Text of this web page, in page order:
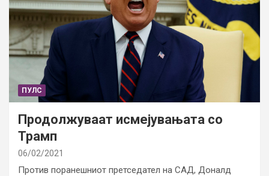
ПУЛС
Продолжуваат исмејувањата со
Трамп
06/02/2021
Против поранешниот претседател на САД, Доналд